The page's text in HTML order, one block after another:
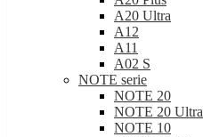
A20 Ultra
A12
A11
A02 S
NOTE serie
NOTE 20
NOTE 20 Ultra
NOTE 10